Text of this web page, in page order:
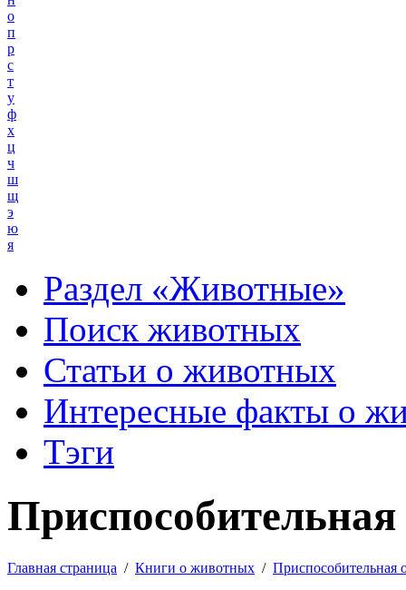
о
п
р
с
т
у
ф
х
ц
ч
ш
щ
э
ю
я
Раздел «Животные»
Поиск животных
Статьи о животных
Интересные факты о
Тэги
Главная страница / Книги о животных / Приспособительная